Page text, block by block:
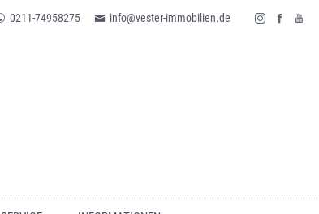
0211-74958275 info@vester-immobilien.de